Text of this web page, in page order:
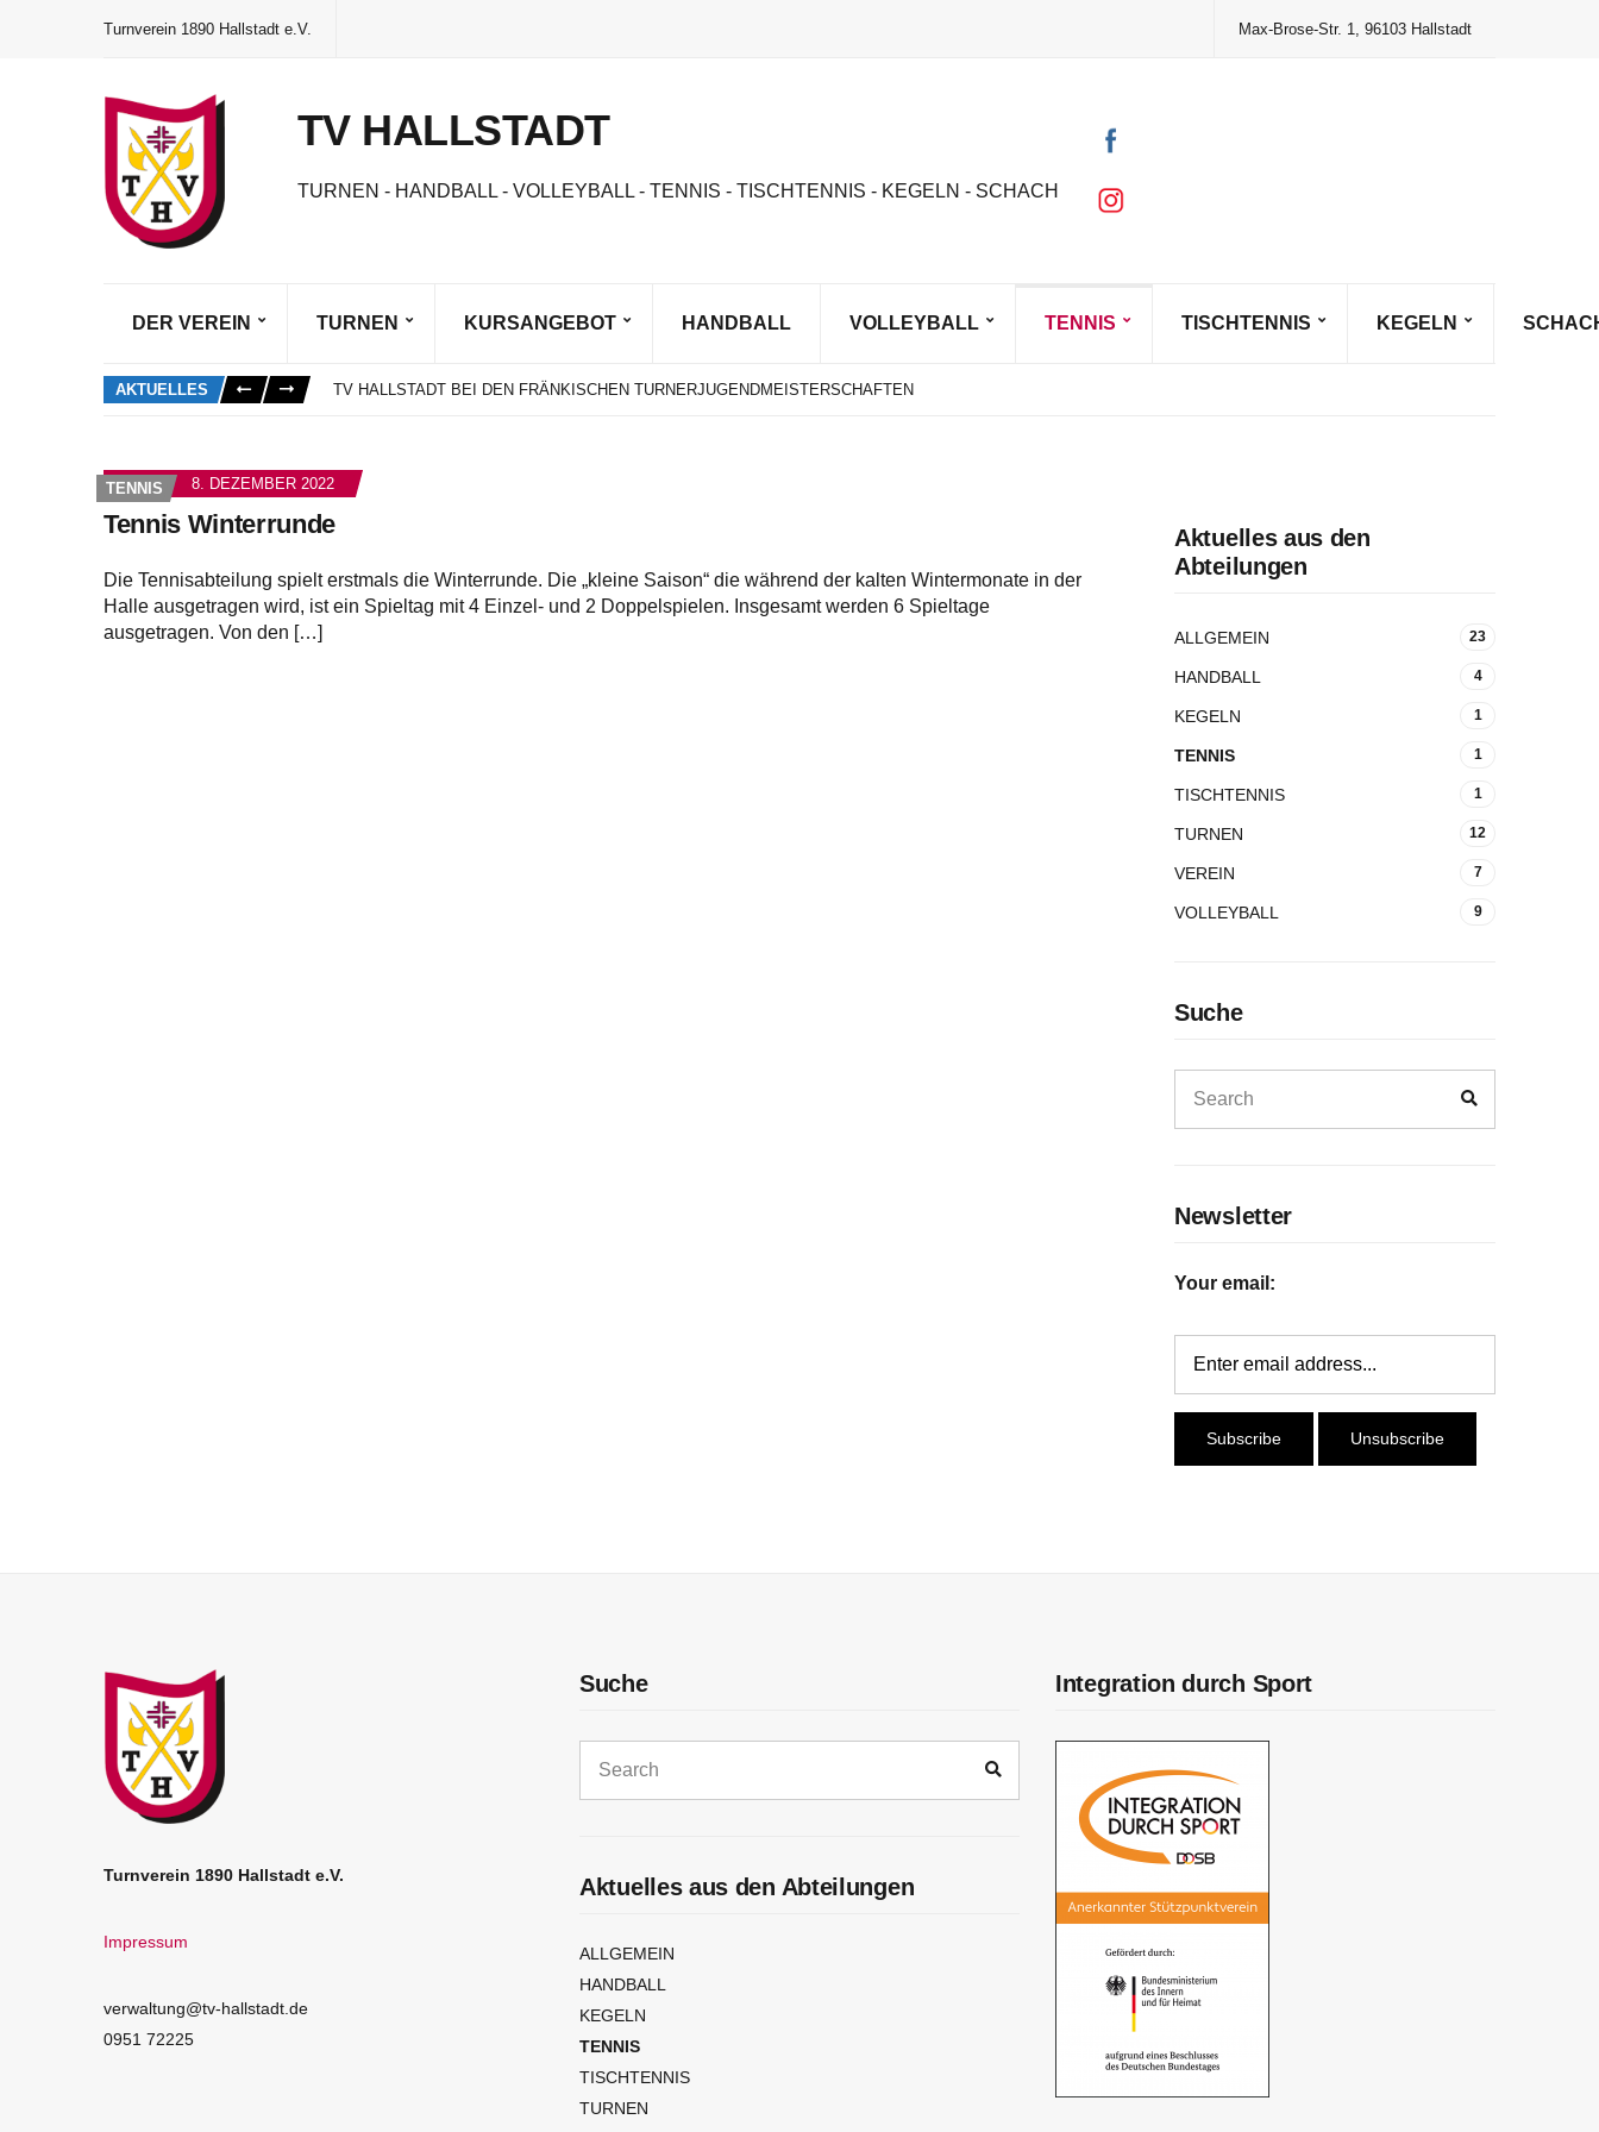
Turnverein 1890 Hallstadt e.V. Max-Brose-Str. 1, 96103 Hallstadt
TV HALLSTADT
TURNEN - HANDBALL - VOLLEYBALL - TENNIS - TISCHTENNIS - KEGELN - SCHACH
DER VEREIN TURNEN KURSANGEBOT HANDBALL VOLLEYBALL TENNIS TISCHTENNIS KEGELN
AKTUELLES
TV HALLSTADT BEI DEN FRÄNKISCHEN TURNERJUGENDMEISTERSCHAFTEN
SCHNUPPERTRAINING SONNE SAND BEACHVOLLEYBALL
TENNIS 8. DEZEMBER 2022
Tennis Winterrunde
Die Tennisabteilung spielt erstmals die Winterrunde. Die „kleine Saison“ die während der kalten Wintermonate in der
Halle ausgetragen wird, ist ein Spieltag mit 4 Einzel- und 2 Doppelspielen. Insgesamt werden 6 Spieltage
ausgetragen. Von den […]
Aktuelles aus den
Abteilungen
ALLGEMEIN 23
HANDBALL 4
KEGELN 1
TENNIS 1
TISCHTENNIS 1
TURNEN 12
VEREIN 7
VOLLEYBALL 9
Suche
for:
Newsletter
Your email:
Turnverein 1890 Hallstadt e.V.
Impressum
verwaltung@tv-hallstadt.de
0951 72225
Suche
for:
Aktuelles aus den Abteilungen
ALLGEMEIN
HANDBALL
KEGELN
TENNIS
TISCHTENNIS
TURNEN
Integration durch Sport